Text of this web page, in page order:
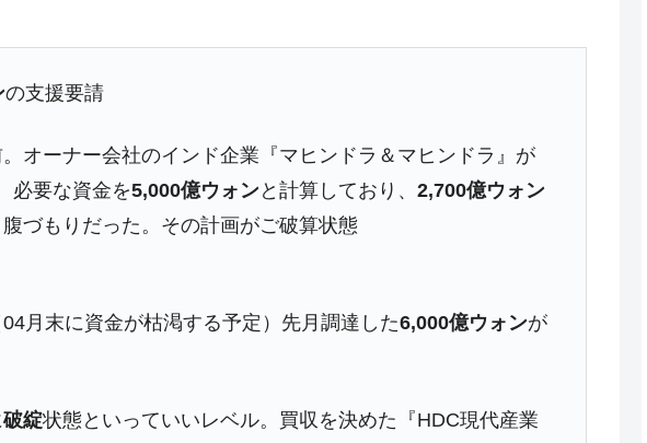
費者院が『クーパン』1人当たり賠償10万ウォンを認定 ⇒ 総額3兆7,000億
干ばつ
急進！ 日米の協調に韓国がいっちょがみしたのでは。
価暴落で200兆蒸発。
の支援要請
オーナー会社のインド企業『マヒンドラ＆マヒンドラ』が
必要な資金を5,000億ウォンと計算しており、2,700億ウォン
づもりだった。その計画がご破算状態
04月末に資金が枯渇する予定）先月調達した6,000億ウォンが
破綻状態といっていいレベル。買収を決めた『HDC現代産業